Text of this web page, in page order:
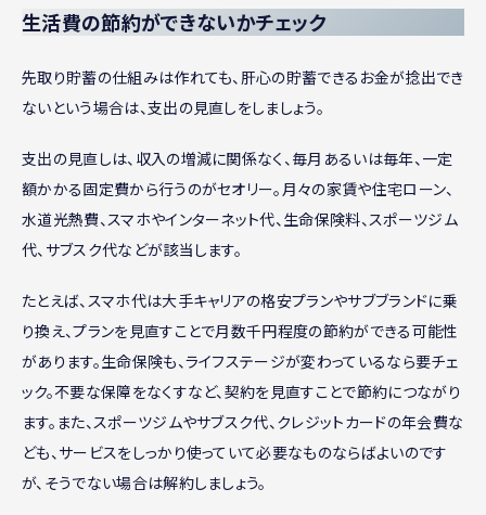
生活費の節約ができないかチェック
先取り貯蓄の仕組みは作れても、肝心の貯蓄できるお金が捻出でき
ないという場合は、支出の見直しをしましょう。
支出の見直しは、収入の増減に関係なく、毎月あるいは毎年、一定
額かかる固定費から行うのがセオリー。月々の家賃や住宅ローン、
水道光熱費、スマホやインターネット代、生命保険料、スポーツジム
代、サブスク代などが該当します。
たとえば、スマホ代は大手キャリアの格安プランやサブブランドに乗
り換え、プランを見直すことで月数千円程度の節約ができる可能性
があります。生命保険も、ライフステージが変わっているなら要チェ
ック。不要な保障をなくすなど、契約を見直すことで節約につながり
ます。また、スポーツジムやサブスク代、クレジットカードの年会費な
ども、サービスをしっかり使っていて必要なものならばよいのです
が、そうでない場合は解約しましょう。